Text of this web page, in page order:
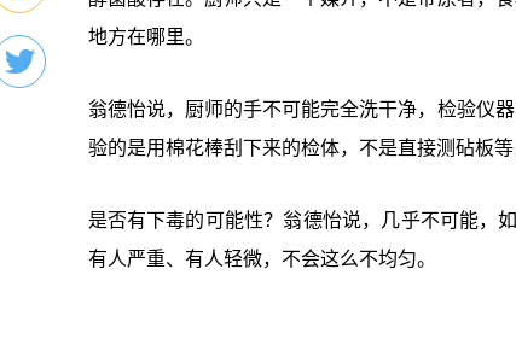
地方在哪里。
翁德怡说，厨师的手不可能完全洗干净，检验仪
验的是用棉花棒刮下来的检体，不是直接测砧板
是否有下毒的可能性？翁德怡说，几乎不可能，
有人严重、有人轻微，不会这么不均匀。